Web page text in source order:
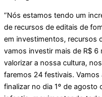
“Nós estamos tendo um
de recursos de editais de
em investimentos, recursos
vamos investir mais de R$
valorizar a nossa cultura,
faremos 24 festivais.
finalizar no dia 1º de agosto